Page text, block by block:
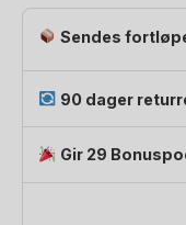
antall
Sendes
90 dager
Gir 29